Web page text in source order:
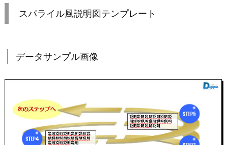
スパライル風説明図テンプレート
データサンプル画像